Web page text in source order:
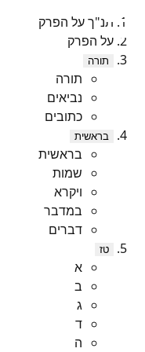
תנ"ך על הפרק
על הפרק
תורה
תורה
נביאים
כתובים
בראשית
בראשית
שמות
ויקרא
במדבר
דברים
טז
א
ב
ג
ד
ה